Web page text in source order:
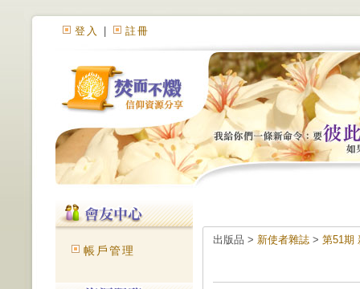
登入 註冊
帳戶管理
出版品 > 新使者雜誌 > 第51期